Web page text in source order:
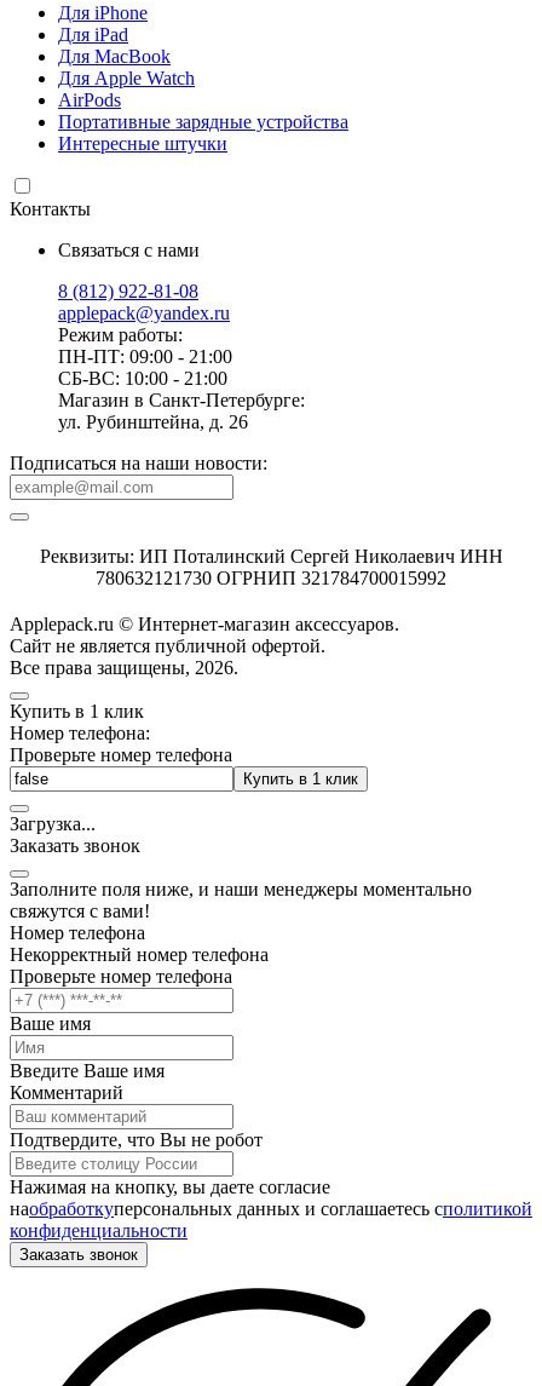
Для iPhone
Для iPad
Для MacBook
Для Apple Watch
AirPods
Портативные зарядные устройства
Интересные штучки
Контакты
Связаться с нами
8 (812) 922-81-08
applepack@yandex.ru
Режим работы:
ПН-ПТ: 09:00 - 21:00
СБ-ВС: 10:00 - 21:00
Магазин в Санкт-Петербурге:
ул. Рубинштейна, д. 26
Подписаться на наши новости:
Реквизиты: ИП Поталинский Сергей Николаевич ИНН
780632121730 ОГРНИП 321784700015992
Applepack.ru © Интернет-магазин аксессуаров.
Cайт не является публичной офертой.
Все права защищены, 2026.
Купить в 1 клик
Номер телефона:
Проверьте номер телефона
Купить в 1 клик
Загрузка...
Заказать звонок
Заполните поля ниже, и наши менеджеры моментально
свяжутся с вами!
Номер телефона
Некорректный номер телефона
Проверьте номер телефона
Ваше имя
Введите Ваше имя
Комментарий
Подтвердите, что Вы не робот
Нажимая на кнопку, вы даете согласие
наобработкуперсональных данных и соглашаетесь cполитикой
конфиденциальности
Заказать звонок